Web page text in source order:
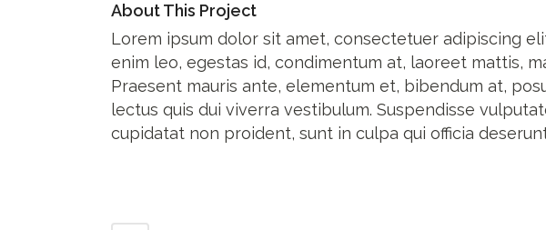
About This Project
Lorem ipsum dolor sit amet, consectetuer adipiscing
enim leo, egestas id, condimentum at, laoreet mattis,
Praesent mauris ante, elementum et, bibendum at,
lectus quis dui viverra vestibulum. Suspendisse
cupidatat non proident, sunt in culpa qui officia